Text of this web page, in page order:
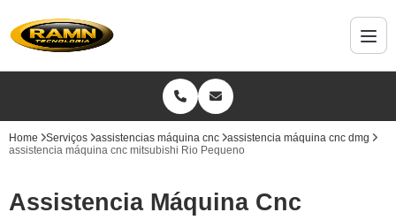
Home Serviços assistencias máquina cnc
assistencia máquina cnc dmg
assistencia máquina cnc mitsubishi Rio Pequeno
Assistencia Máquina Cnc